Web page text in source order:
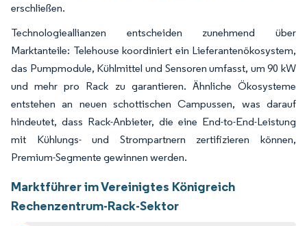
erschließen.
Technologieallianzen entscheiden zunehmend über
Marktanteile: Telehouse koordiniert ein Lieferantenökosystem,
das Pumpmodule, Kühlmittel und Sensoren umfasst, um 90 kW
und mehr pro Rack zu garantieren. Ähnliche Ökosysteme
entstehen an neuen schottischen Campussen, was darauf
hindeutet, dass Rack-Anbieter, die eine End-to-End-Leistung
mit Kühlungs- und Strompartnern zertifizieren können,
Premium-Segmente gewinnen werden.
Marktführer im Vereinigtes Königreich
Rechenzentrum-Rack-Sektor